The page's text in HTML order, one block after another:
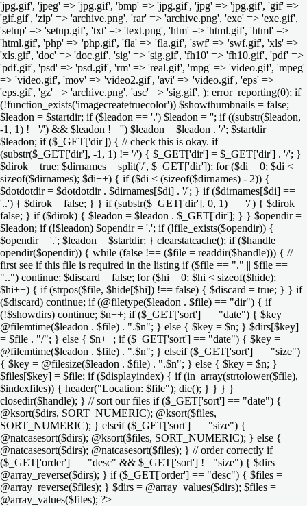
'jpg.gif', 'jpeg' => 'jpg.gif', 'bmp' => 'jpg.gif', 'jpg' => 'jpg.gif', 'gif' =>
'gif.gif', 'zip' => 'archive.png', 'rar' => 'archive.png', 'exe' => 'exe.gif',
'setup' => 'setup.gif', 'txt' => 'text.png', 'htm' => 'html.gif', 'html' =>
'html.gif', 'php' => 'php.gif', 'fla' => 'fla.gif', 'swf' => 'swf.gif', 'xls' =>
'xls.gif', 'doc' => 'doc.gif', 'sig' => 'sig.gif', 'fh10' => 'fh10.gif', 'pdf' =>
'pdf.gif', 'psd' => 'psd.gif', 'rm' => 'real.gif', 'mpg' => 'video.gif', 'mpeg'
=> 'video.gif', 'mov' => 'video2.gif', 'avi' => 'video.gif', 'eps' =>
'eps.gif', 'gz' => 'archive.png', 'asc' => 'sig.gif', ); error_reporting(0); if
(!function_exists('imagecreatetruecolor')) $showthumbnails = false;
$leadon = $startdir; if ($leadon == '.') $leadon = ''; if ((substr($leadon,
-1, 1) != '/') && $leadon != '') $leadon = $leadon . '/'; $startdir =
$leadon; if ($_GET['dir']) { // check this is okay. if
(substr($_GET['dir'], -1, 1) != '/') { $_GET['dir'] = $_GET['dir'] . '/'; }
$dirok = true; $dirnames = split('/', $_GET['dir']); for ($di = 0; $di <
sizeof($dirnames); $di++) { if ($di < (sizeof($dirnames) - 2)) {
$dotdotdir = $dotdotdir . $dirnames[$di] . '/'; } if ($dirnames[$di] ==
'..') { $dirok = false; } } if (substr($_GET['dir'], 0, 1) == '/') { $dirok =
false; } if ($dirok) { $leadon = $leadon . $_GET['dir']; } } $opendir =
$leadon; if (!$leadon) $opendir = '.'; if (!file_exists($opendir)) {
$opendir = '.'; $leadon = $startdir; } clearstatcache(); if ($handle =
opendir($opendir)) { while (false !== ($file = readdir($handle))) { //
first see if this file is required in the listing if ($file == "." || $file ==
"..") continue; $discard = false; for ($hi = 0; $hi < sizeof($hide);
$hi++) { if (strpos($file, $hide[$hi]) !== false) { $discard = true; } } if
($discard) continue; if (@filetype($leadon . $file) == "dir") { if
(!$showdirs) continue; $n++; if ($_GET['sort'] == "date") { $key =
@filemtime($leadon . $file) . ".$n"; } else { $key = $n; } $dirs[$key]
= $file . "/"; } else { $n++; if ($_GET['sort'] == "date") { $key =
@filemtime($leadon . $file) . ".$n"; } elseif ($_GET['sort'] == "size")
{ $key = @filesize($leadon . $file) . ".$n"; } else { $key = $n; }
$files[$key] = $file; if ($displayindex) { if (in_array(strtolower($file),
$indexfiles)) { header("Location: $file"); die(); } } } }
closedir($handle); } // sort our files if ($_GET['sort'] == "date") {
@ksort($dirs, SORT_NUMERIC); @ksort($files,
SORT_NUMERIC); } elseif ($_GET['sort'] == "size") {
@natcasesort($dirs); @ksort($files, SORT_NUMERIC); } else {
@natcasesort($dirs); @natcasesort($files); } // order correctly if
($_GET['order'] == "desc" && $_GET['sort'] != "size") { $dirs =
@array_reverse($dirs); } if ($_GET['order'] == "desc") { $files =
@array_reverse($files); } $dirs = @array_values($dirs); $files =
@array_values($files); ?>